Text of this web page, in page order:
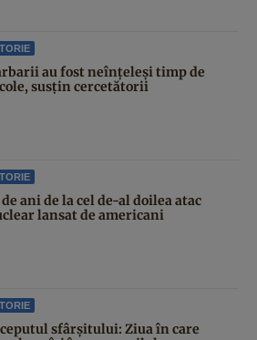
au fost neînțeleși timp de
susțin cercetătorii
de ani de la cel de-al doilea atac
lansat de americani
sfârşitului: Ziua în care